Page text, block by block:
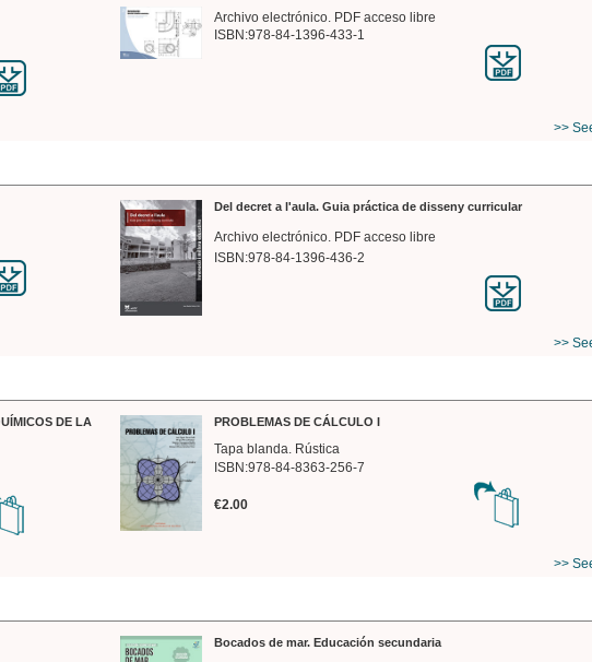
Archivo electrónico. PDF acceso libre
ISBN:978-84-1396-433-1
>>
Del decret a l'aula. Guia práctica de disseny curricular
Archivo electrónico. PDF acceso libre
ISBN:978-84-1396-436-2
>>
DE LA
PROBLEMAS DE CÁLCULO I
Tapa blanda. Rústica
ISBN:978-84-8363-256-7
€2.00
>>
Bocados de mar. Educación secundaria